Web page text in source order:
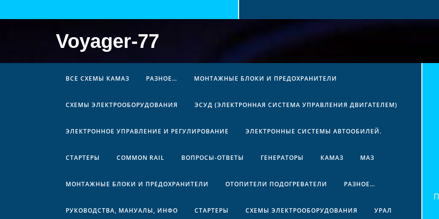
Voyager-77
ВСЕ СХЕМЫ КАМАЗ РАЗНОЕ… МОНТАЖНЫЕ БЛОКИ И ПРЕДОХРАНИТЕЛИ
СХЕМЫ ЭЛЕКТРООБОРУДОВАНИЯ ЭСУД (ЭЛЕКТРОННАЯ СИСТЕМА УПРАВЛЕНИЯ ДВИГАТЕЛЕМ)
ЭЛЕКТРОННОЕ УПРАВЛЕНИЕ И РЕГУЛИРОВАНИЕ ЭЛЕКТРОННЫЕ СИСТЕМЫ АВТООБИЛЕЙ.
СТАРТЕРЫ COMMON RAIL ВОПРОСЫ-ОТВЕТЫ ГЕНЕРАТОРЫ КАМАЗ МАЗ
МОНТАЖНЫЕ БЛОКИ И ПРЕДОХРАНИТЕЛИ ОТОПИТЕЛИ ПОДОГРЕВАТЕЛИ РАЗНОЕ…
РУКОВОДСТВА, МАНУАЛЫ, ИНФО СТАРТЕРЫ СХЕМЫ ЭЛЕКТРООБОРУДОВАНИЯ УРАЛ